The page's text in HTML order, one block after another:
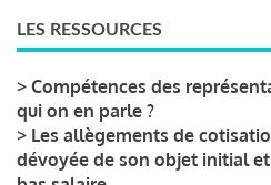
LES RESSOURCES
> Compétences des
qui on en parle ?
> Les allègements de
dévoyée de son objet initial